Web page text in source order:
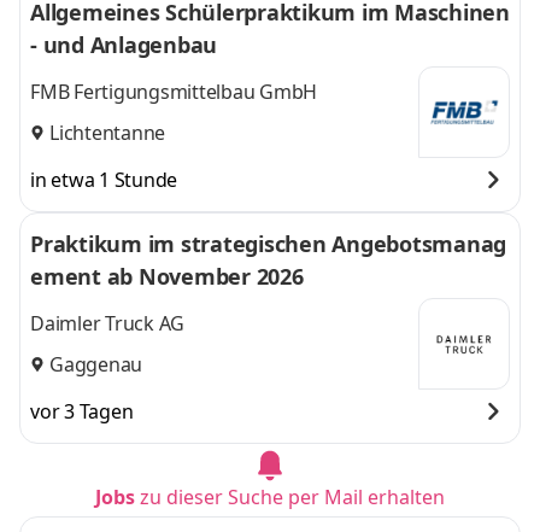
Allgemeines Schülerpraktikum im Maschinen
- und Anlagenbau
FMB Fertigungsmittelbau GmbH
Lichtentanne
in etwa 1 Stunde
Praktikum im strategischen Angebotsmanag
ement ab November 2026
Daimler Truck AG
Gaggenau
vor 3 Tagen
Jobszu dieser Suche per Mail erhalten